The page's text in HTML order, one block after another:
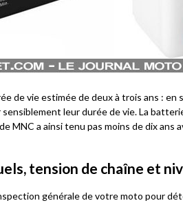
de vie estimée de deux à trois ans :
leur durée de vie. La
MNC a ainsi tenu pas moins de dix ans
tension de chaîne et
générale de votre moto pour